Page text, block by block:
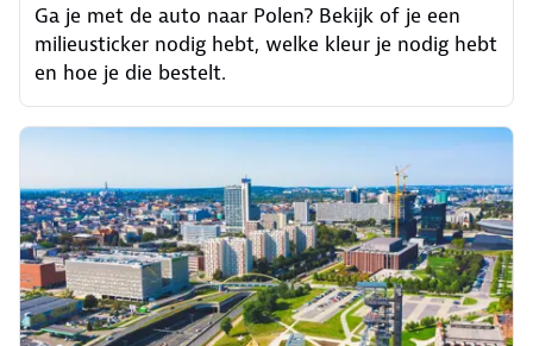
Ga je met de auto naar Polen? Bekijk of je een
milieusticker nodig hebt, welke kleur je nodig hebt
en hoe je die bestelt.